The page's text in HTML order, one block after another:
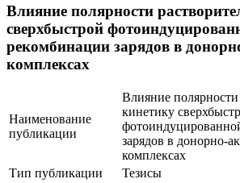
Влияние полярности
сверхбыстрой
рекомбинации зарядов в
комплексах
Наименование
публикации
Влияние полярности
кинетику
зарядов в донорно-
комплексах
Тип публикации
Тезисы